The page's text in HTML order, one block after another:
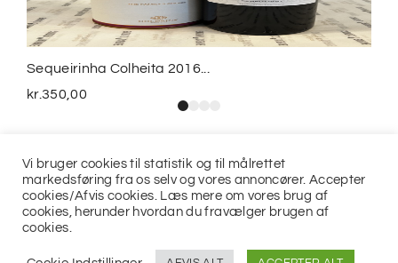
Sequeirinha Colheita 2016...
kr.350,00
Vi bruger cookies til statistik og til målrettet
markedsføring fra os selv og vores annoncører. Accepter
cookies/Afvis cookies. Læs mere om vores brug af
cookies, herunder hvordan du fravælger brugen af
cookies.